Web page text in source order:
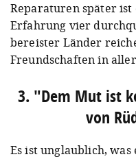
Reparaturen später
Erfahrung vier
bereister Länder
Freundschaften in
3. "Dem Mut ist
von
Es ist unglaublich,